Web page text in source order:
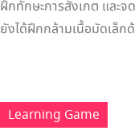
ฝึกทักษะการสังเกต และจ
ยังได้ฝึกกล้ามเนื้อมัดเล็ก
Learning Game